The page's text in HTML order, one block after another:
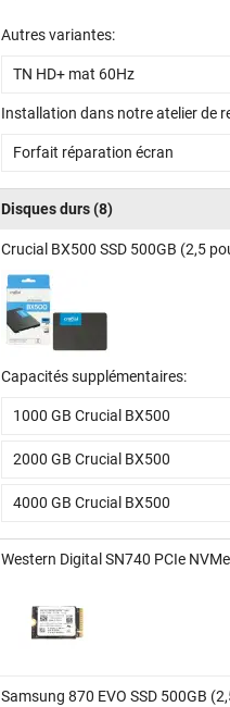
Autres variantes:
TN HD+ mat 60Hz
Installation dans notre atelier de
Forfait réparation écran
Disques durs(8)
Crucial BX500 SSD 500GB (2,5
Capacités supplémentaires:
1000 GB Crucial BX500
2000 GB Crucial BX500
4000 GB Crucial BX500
Western Digital SN740 PCIe
Samsung 870 EVO SSD 500GB